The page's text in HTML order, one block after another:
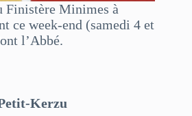
Finistère Minimes à
ce week-end (samedi 4 et
l’Abbé.
Kerzu